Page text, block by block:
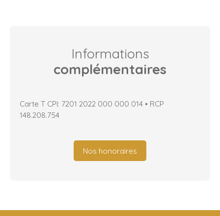
Informations
complémentaires
Carte T CPI: 7201 2022 000 000 014 • RCP
148.208.754
Nos honoraires